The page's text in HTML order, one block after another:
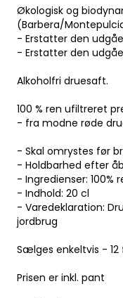
Økologisk og
(Barbera/
- Erstatter den
- Erstatter den
Alkoholfri druesaft.
100 % ren ufiltreret
- fra modne røde
- Skal omrystes før
- Holdbarhed efter
- Ingredienser: 100%
- Indhold: 20 cl
- Varedeklaration:
jordbrug
Sælges enkeltvis - 12
Prisen er inkl. pant